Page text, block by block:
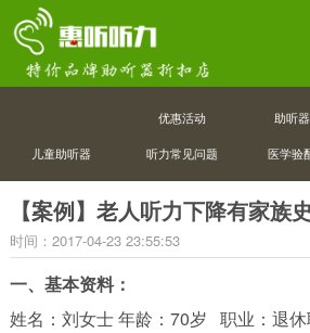
优惠活动 助听
儿童助听器 听力常见问题 医学验
【案例】老人听力下降有家族
时间：2017-04-23 23:55:53
一、基本资料：
姓名：刘女士 年龄：70岁 职业：退